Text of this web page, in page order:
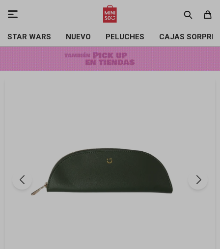
STAR WARS NUEVO PELUCHES CAJAS
